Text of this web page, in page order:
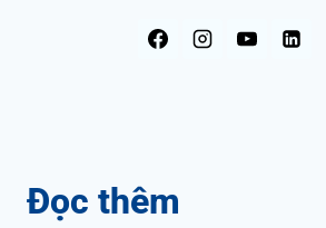
Đọc thêm